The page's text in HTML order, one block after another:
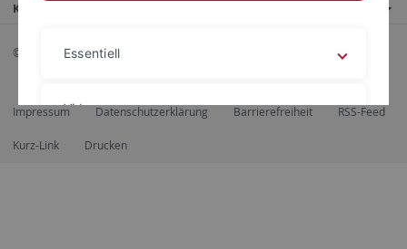
Kontaktinfo
© 2026 Eberhard Karls Universität Tübingen, Tübingen
Impressum Datenschutzerklärung Barrierefreiheit RSS-Feed
Kurz-Link Drucken
Essentiell
Videos